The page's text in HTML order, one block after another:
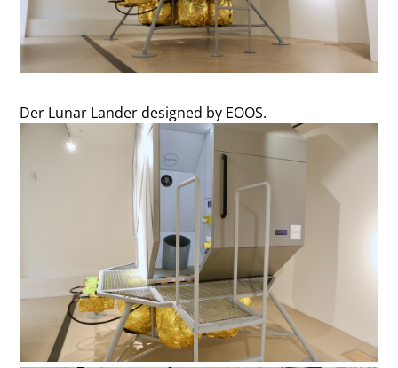
Der Lunar Lander designed by EOOS.